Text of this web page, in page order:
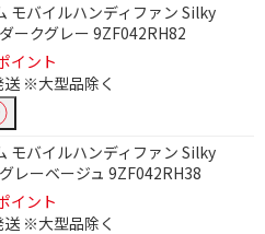
モバイルハンディファン Silky
ークグレー 9ZF042RH82
イント
※大型品除く
モバイルハンディファン Silky
レーベージュ 9ZF042RH38
イント
※大型品除く